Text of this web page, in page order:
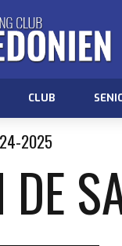
CLUB
2025
DE